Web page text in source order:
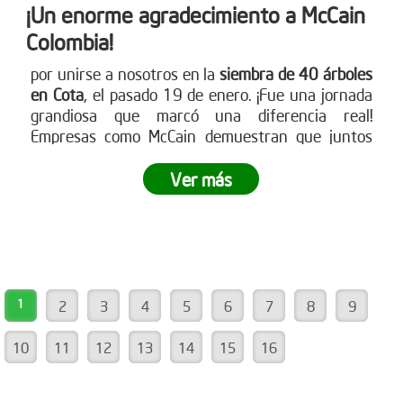
¡Un enorme agradecimiento a McCain
Colombia!
por unirse a nosotros en lasiembra de 40 árboles
en Cota, el pasado 19 de enero. ¡Fue una jornada
grandiosa que marcó una diferencia real!
Empresas como McCain demuestran que juntos
entorno. ¿Tu empresa está lista para ser parte del
cambio? Únete a nuestras siembras empresariales
Ver más
1 2 3 4 5 6 7 8 9
10 11 12 13 14 15 16